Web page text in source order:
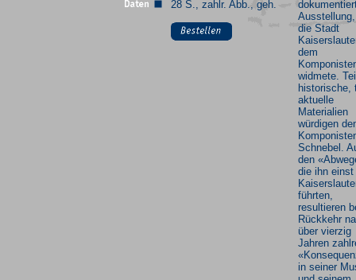
28 S., zahlr. Abb., geh.
die Stadt
dem
widmete.
historische,
aktuelle
Materialien
würdigen
Schnebel.
den
die ihn einst
führten,
resultieren
Rückkehr
über vierzig
Jahren
in seiner